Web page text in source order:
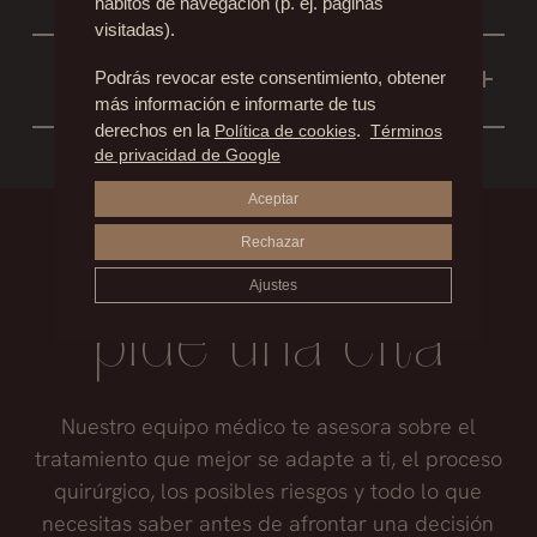
la lactancia.
los primeros meses en los que la sensación es
como de piel adormecida o “acorchada”. A
menos que exista alguna complicación, con el
tiempo, la sensibilidad se recupera en su
totalidad.
¿SE PUEDE ELIMINAR LAS
CICATRICES CON LÁSER?
No existe ninguna técnica para borrar las
cicatrices. Se pueden mejorar con diferentes
procedimientos entre los que se incluye el
Infórmate,
pide una cita
Nuestro equipo médico te asesora sobre el
tratamiento que mejor se adapte a ti, el proceso
quirúrgico, los posibles riesgos y todo lo que
necesitas saber antes de afrontar una decisión
visitadas).
Podrás revocar este consentimiento, obtener
más información e informarte de tus
derechos en la Política de cookies. Términos
de privacidad de Google
Aceptar
Rechazar
Ajustes